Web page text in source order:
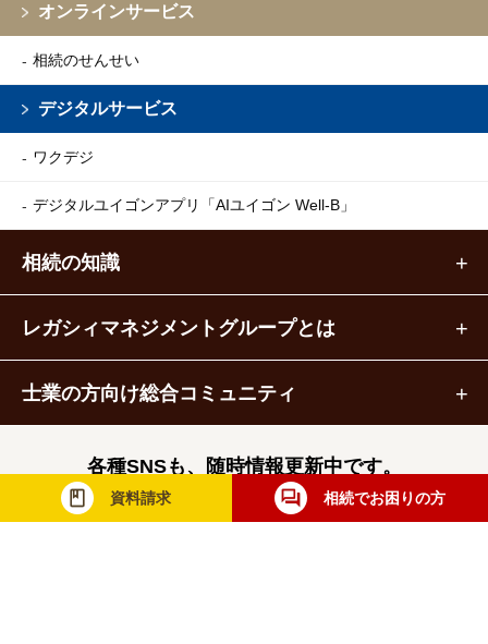
資料請求 相続でお困りの方
オンラインサービス
相続のせんせい
デジタルサービス
ワクデジ
デジタルユイゴンアプリ 「AIユイゴン Well-B」
相続の知識
レガシィマネジメントグループとは
士業の方向け総合コミュニティ
各種SNSも、随時情報更新中です。